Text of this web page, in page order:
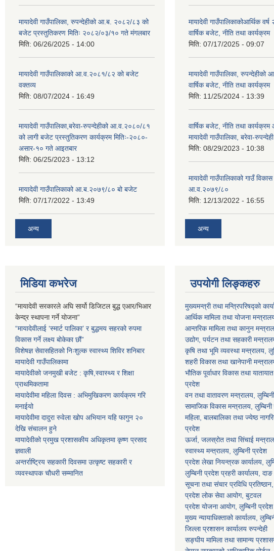
मायादेवी गाउँपालिका, रुपन्देहीको आ.ब. २०८२/८३ को
बजेट प्रस्तुतिकरण मितिः २०८२/०३/१० गते मंगलबार
मिति: 06/26/2025 - 14:00
मायादेवी गाउँपालिकाको आ.व.२०८१/८२ को बजेट
वक्तव्य
मिति: 08/07/2024 - 16:49
मायादेवी गाउँपालिका,बरेवा-रुपन्देहीको आ.व.२०८०/८१
को लागी बजेट प्रस्तुतिकरण कार्यक्रम मितिः-२०८०-
असार-१० गते आइतबार
मिति: 06/25/2023 - 13:12
मायादेवी गाउँपालिकाको आ.ब.२०७९/८० बो बजेट
मिति: 07/17/2022 - 13:49
अन्य
मायादेवी गाउँपालिकाकोआर्थिक
वार्षिक बजेट, नीति तथा कार्यक्रम
मिति: 07/17/2025 - 09:07
मायादेवी गाउँपालिका,
वार्षिक बजेट, नीति तथा कार्यक्रम
मिति: 11/25/2024 - 13:39
वार्षिक बजेट, नीति तथा
मायादेवी गाउँपालिका, बरेवा-
मिति: 08/29/2023 - 10:38
मायादेवी गाउँपालिकाको गाउँ
आ.व.२०७९/८०
मिति: 12/13/2022 - 16:55
अन्य
मिडिया कभरेज
“मायादेवी सरकारले अघि सार्यो डिजिटल बुद्ध एआर/भिआर
केन्द्र स्थापना गर्ने योजना”
“मायादेवीलाई ‘स्मार्ट पालिका’ र बुद्धमय सहरको रुपमा
विकास गर्ने लक्ष्य बोकेका छौं”
विशेषज्ञ सेवासहितको निःशुल्क स्वास्थ्य शिविर शनिबार
मायादेवी गाउँपालिकामा
मायादेवीको जनमुखी बजेट : कृषि,स्वास्थ्य र शिक्षा
प्राथमिकतामा
मायादेवीमा महिला दिवस : अभिमुखिकरण कार्यक्रम गरि
मनाईयो
मायादेवीमा दादुरा रुवेला खोप अभियान यहि फागुन २०
देखि संचालन हुने
मायादेवीको प्रमुख प्रशासकीय अधिकृतमा कृष्ण प्रसाद
ज्ञवाली
अन्तर्राष्ट्रिय सहकारी दिवसमा उत्कृष्ट सहकारी र
व्यवस्थापक चौधरी सम्मानित
उपयोगी लिङ्कहरु
मुख्यमन्त्री तथा मन्त्रिपरिषद्को
आर्थिक मामिला तथा योजना
आन्तरिक मामिला तथा कानुन
उद्योग, पर्यटन तथा सहकारी
कृषि तथा भूमि व्यवस्था मन्त्रालय,
शहरी विकास तथा खानेपानी
भौतिक पूर्वाधार विकास तथा
प्रदेश
वन तथा वातावरण मन्त्रालय,
सामाजिक विकास मन्त्रालय,
महिला, बालबालिका तथा ज्येष्ठ
प्रदेश
ऊर्जा, जलस्रोत तथा सिंचाई
स्वास्थ्य मन्त्रालय, लुम्बिनी प्रदेश
प्रदेश लेखा नियन्त्रक कार्यालय,
लुम्बिनी प्रदेश प्रहरी कार्यालय, दाङ
सूचना तथा संचार प्रविधि
प्रदेश लोक सेवा आयोग, बुटवल
प्रदेश योजना आयोग, लुम्बिनी प्रदेश
मुख्य न्यायाधिक्ताको कार्यालय,
जिल्ला प्रशासन कार्यालय रुपन्देही
सङ्घीय मामिला तथा सामान्य